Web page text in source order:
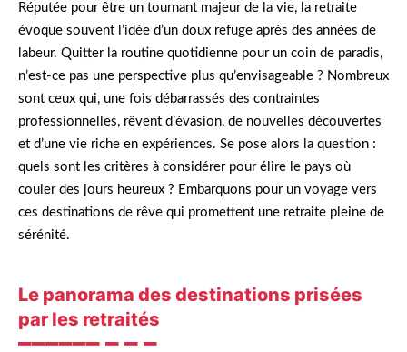
Réputée pour être un tournant majeur de la vie, la retraite
évoque souvent l’idée d’un doux refuge après des années de
labeur. Quitter la routine quotidienne pour un coin de paradis,
n’est-ce pas une perspective plus qu’envisageable ? Nombreux
sont ceux qui, une fois débarrassés des contraintes
professionnelles, rêvent d’évasion, de nouvelles découvertes
et d’une vie riche en expériences. Se pose alors la question :
quels sont les critères à considérer pour élire le pays où
couler des jours heureux ? Embarquons pour un voyage vers
ces destinations de rêve qui promettent une retraite pleine de
sérénité.
Le panorama des destinations prisées
par les retraités